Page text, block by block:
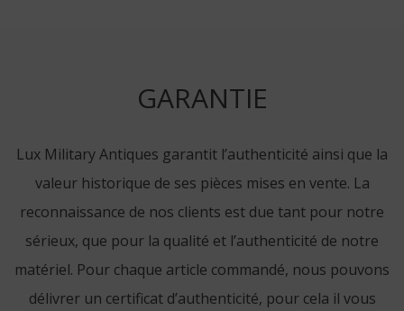
GARANTIE
Lux Military Antiques garantit l’authenticité ainsi que la
valeur historique de ses pièces mises en vente. La
reconnaissance de nos clients est due tant pour notre
sérieux, que pour la qualité et l’authenticité de notre
matériel. Pour chaque article commandé, nous pouvons
délivrer un certificat d’authenticité, pour cela il vous